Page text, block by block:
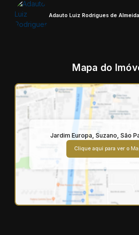
Adauto Luiz Rodrigues de Almeida
Mapa do
Jardim Europa, Suzano, São
Clique aqui para ver o